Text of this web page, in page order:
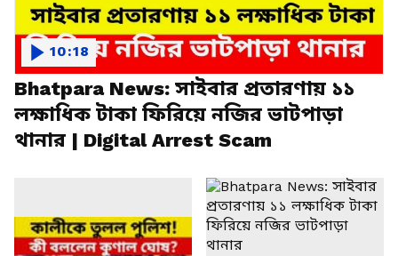
Bhatpara News: সাইবার প্রতারণায় ১১
লক্ষাধিক টাকা ফিরিয়ে নজির ভাটপাড়া
থানার | Digital Arrest Scam
10:18